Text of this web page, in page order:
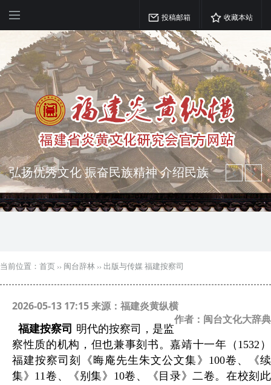
投稿邮箱 收藏本站
弘扬优秀文化 振奋民族精神 介绍民族
瑰宝 宣传中华精英
突出海西特色 报道台港澳侨 坚持古为
当前位置： 首页 ›› 闽台辞林 ›› 出版与传媒 福建按察司
2026-05-13 17:15 来源：福建炎黄纵横
作者：闽台文化大辞典
福建按察司 明代的按察司，是监
察性质的机构，但也兼事刻书。嘉靖十一年（ 1532 ）
福建按察司刻《晦庵先生朱文公文集》 100卷、《续
集》 11卷、《别集》 10卷、《目录》二卷。在校刻此